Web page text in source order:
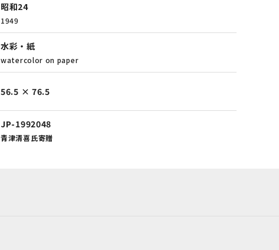
昭和24
1949
水彩・紙
watercolor on paper
56.5 × 76.5
JP-1992048
青津清喜氏寄贈